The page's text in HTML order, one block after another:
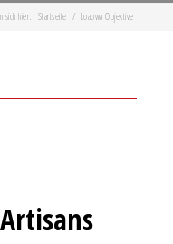
sich hier: Startseite / Loaowa Objektive
Artisans